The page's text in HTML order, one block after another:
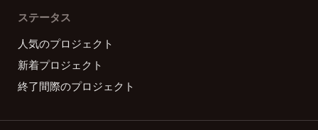
ステータス
人気のプロジェクト
新着プロジェクト
終了間際のプロジェクト